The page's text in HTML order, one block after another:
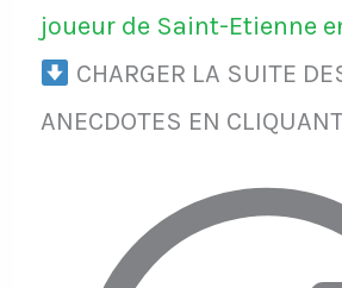
joueur de Saint-Etienne
CHARGER LA SUITE
ANECDOTES EN